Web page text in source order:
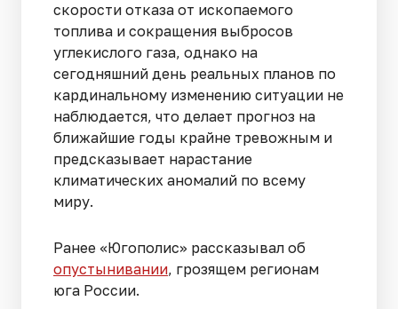
скорости отказа от ископаемого
топлива и сокращения выбросов
углекислого газа, однако на
сегодняшний день реальных планов по
кардинальному изменению ситуации не
наблюдается, что делает прогноз на
ближайшие годы крайне тревожным и
предсказывает нарастание
климатических аномалий по всему
миру.
Ранее «Югополис» рассказывал об
опустынивании, грозящем регионам
юга России.